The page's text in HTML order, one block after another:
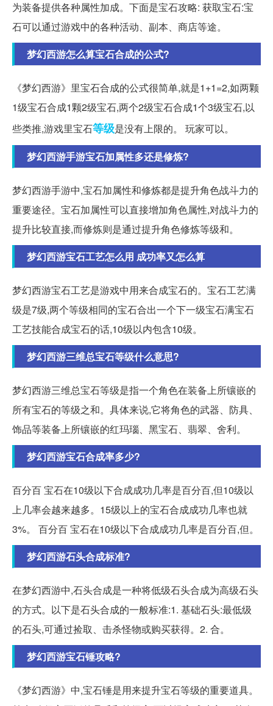
为装备提供各种属性加成。下面是宝石攻略: 获取宝石:宝
石可以通过游戏中的各种活动、副本、商店等途。
梦幻西游怎么算宝石合成的公式?
《梦幻西游》里宝石合成的公式很简单,就是1+1=2,如两颗
1级宝石合成1颗2级宝石,两个2级宝石合成1个3级宝石,以
些类推,游戏里宝石等级是没有上限的。 玩家可以。
梦幻西游手游宝石加属性多还是修炼?
梦幻西游手游中,宝石加属性和修炼都是提升角色战斗力的
重要途径。宝石加属性可以直接增加角色属性,对战斗力的
提升比较直接,而修炼则是通过提升角色修炼等级和。
梦幻西游宝石工艺怎么用 成功率又怎么算
梦幻西游宝石工艺是游戏中用来合成宝石的。宝石工艺满
级是7级,两个等级相同的宝石合出一个下一级宝石满宝石
工艺技能合成宝石的话,10级以内包含10级。
梦幻西游三维总宝石等级什么意思?
梦幻西游三维总宝石等级是指一个角色在装备上所镶嵌的
所有宝石的等级之和。具体来说,它将角色的武器、防具、
饰品等装备上所镶嵌的红玛瑙、黑宝石、翡翠、舍利。
梦幻西游宝石合成率多少?
百分百 宝石在10级以下合成成功几率是百分百,但10级以
上几率会越来越多。15级以上的宝石合成成功几率也就
3%。 百分百 宝石在10级以下合成成功几率是百分百,但。
梦幻西游石头合成标准?
在梦幻西游中,石头合成是一种将低级石头合成为高级石头
的方式。以下是石头合成的一般标准:1. 基础石头:最低级
的石头,可通过捡取、击杀怪物或购买获得。2. 合。
梦幻西游宝石锤攻略?
《梦幻西游》中,宝石锤是用来提升宝石等级的重要道具。